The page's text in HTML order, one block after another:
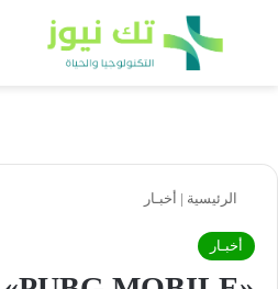
بحث عن
الرئيسية | أخبـار
أخبـار